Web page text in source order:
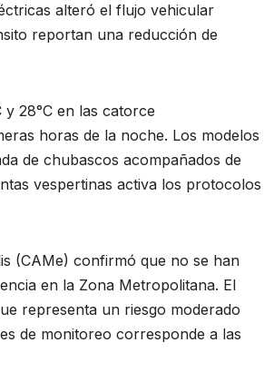
alteró el flujo vehicular
reportan una reducción de
28°C en las catorce
horas de la noche. Los modelos
de chubascos acompañados de
vespertinas activa los protocolos
(CAMe) confirmó que no se han
en la Zona Metropolitana. El
representa un riesgo moderado
de monitoreo corresponde a las